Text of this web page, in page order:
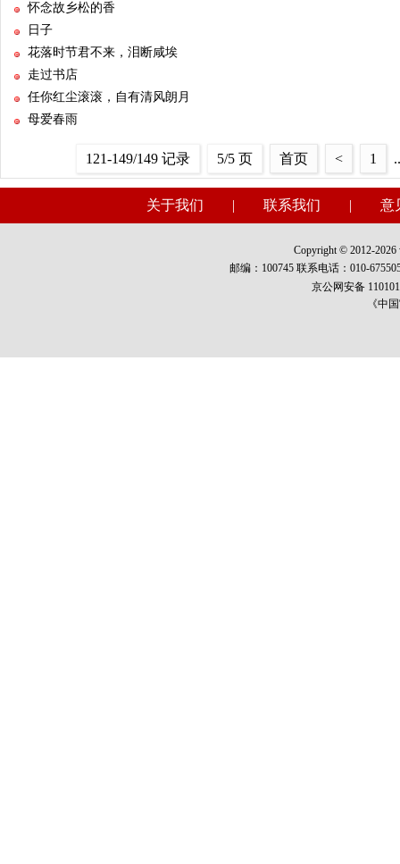
怀念故乡松的香
日子
花落时节君不来，泪断咸埃
走过书店
任你红尘滚滚，自有清风朗月
母爱春雨
121-149/149 记录 5/5 页 首页 < 1
关于我们 | 联系我们 | 意
Copyright © 2012-2026
邮编：100745 联系电话：010-
京公网安备
《中